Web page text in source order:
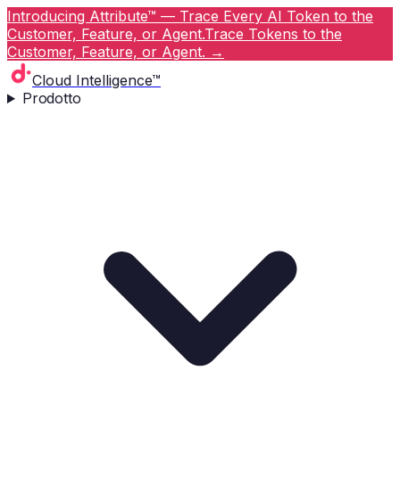
Introducing Attribute™ — Trace Every AI Token to the
Customer, Feature, or Agent.Trace Tokens to the
Customer, Feature, or Agent. →
Cloud Intelligence™
Prodotto